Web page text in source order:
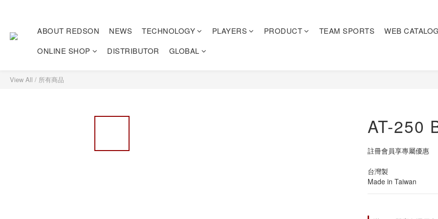
ABOUT REDSON NEWS TECHNOLOGY PLAYERS PRODUCT TEAM SPORTS
WEB CATALOG
ONLINE SHOP
DISTRIBUTOR GLOBAL
View All / 所有商品
AT-250
註冊會員享專屬優惠
台灣製
Made in Taiwan